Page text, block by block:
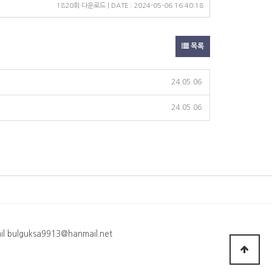
1820회 다운로드 | DATE : 2024-05-06 16:40:18
목록
24.05.06
24.05.06
bulguksa9913@hanmail.net